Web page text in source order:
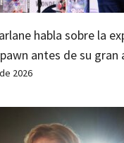
habla sobre la
antes de su gran
2026